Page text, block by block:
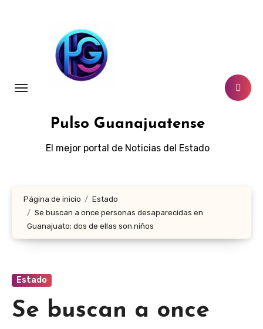
Pulso Guanajuatense
El mejor portal de Noticias del Estado
Página de inicio
Estado
Se buscan a once personas desaparecidas en
Guanajuato; dos de ellas son niños
Estado
Se buscan a once